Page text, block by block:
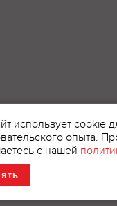
использует cookie
опыта.
с нашей